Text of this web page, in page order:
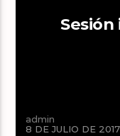
admin
8 DE JULIO DE 2017